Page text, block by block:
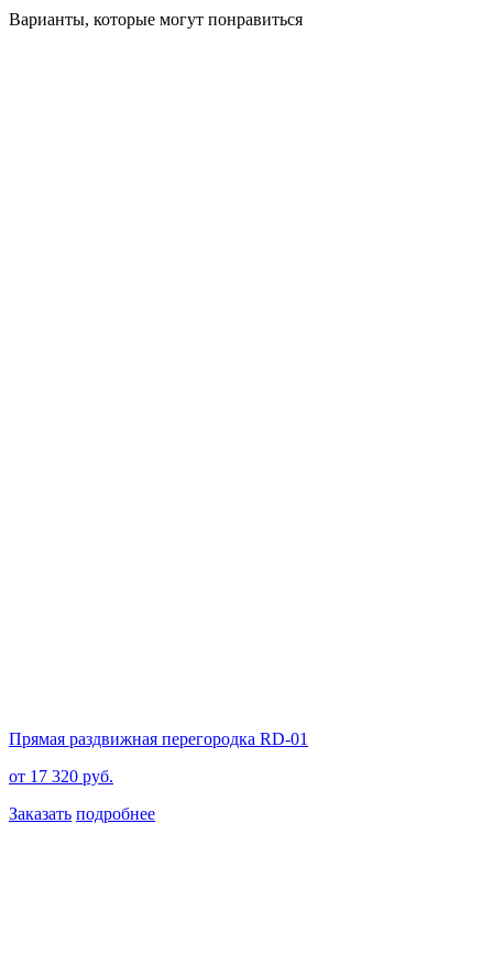
Варианты, которые могут понравиться
Прямая раздвижная перегородка RD-01
от 17 320 руб.
Заказать подробнее